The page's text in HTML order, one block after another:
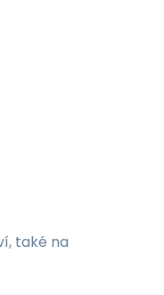
také na